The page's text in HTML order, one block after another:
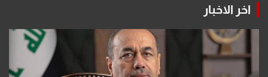
اخر الاخبار